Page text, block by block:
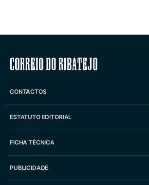
Correio do
CONTACTOS
ESTATUTO EDITORIAL
FICHA TÉCNICA
PUBLICIDADE